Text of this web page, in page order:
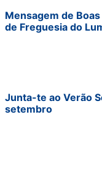
Mensagem de
de Freguesia do
Junta-te ao Verão
setembro